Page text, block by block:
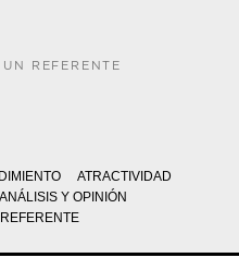
UN REFERENTE
ATRACTIVIDAD
ANÁLISIS Y OPINIÓN
REFERENTE